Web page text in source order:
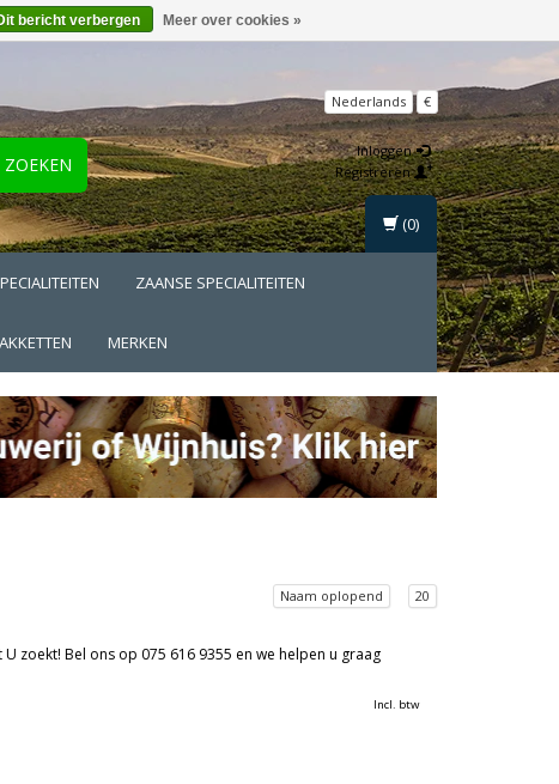
ZOEKEN
Nederlands €
Inloggen
Registreren
ZAANSE SPECIALITEITEN
MERKEN
(0)
Naam oplopend 20
zoekt! Bel ons op 075 616 9355 en we helpen u graag
Incl. btw
bericht verbergen Meer over cookies »